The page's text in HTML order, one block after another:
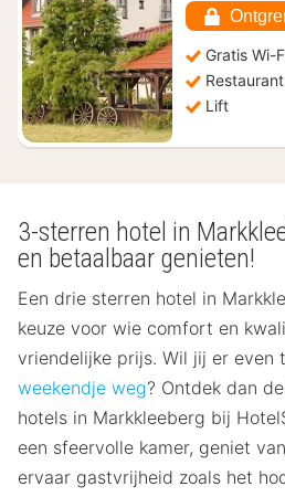
Gratis Wi-
Restaurant
Lift
3-sterren hotel in
en betaalbaar genieten!
Een drie sterren hotel in
keuze voor wie comfort en
vriendelijke prijs. Wil jij er even
weekendje weg? Ontdek dan
hotels in Markkleeberg bij
een sfeervolle kamer, geniet
ervaar gastvrijheid zoals het